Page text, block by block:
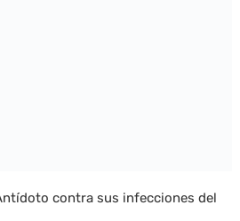
contra sus infecciones del